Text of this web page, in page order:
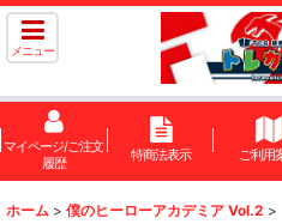
メニュー
マイページ/ご注文
履歴
特商法表示 ご利用
ホーム > 僕のヒーローアカデミア Vol.2 >